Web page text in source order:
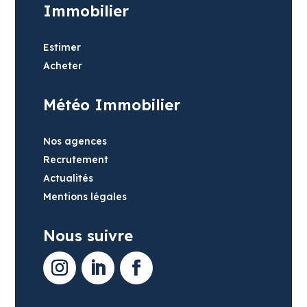
Immobilier
Estimer
Acheter
Météo Immobilier
Nos agences
Recrutement
Actualités
Mentions légales
Nous suivre